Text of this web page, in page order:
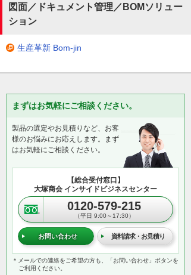
図面／ドキュメント管理／BOMソリュー
ション
生産革新 Bom-jin
まずはお気軽にご相談ください。
製品の選定やお見積りなど、お客
様のお悩みにお応えします。まず
はお気軽にご相談ください。
【総合受付窓口】
大塚商会 インサイドビジネスセンター
0120-579-215
（平日 9:00～17:30）
お問い合わせ 資料請求・お見積り
＊メールでの連絡をご希望の方も、「お問い合わせ」ボタンを
ご利用ください。